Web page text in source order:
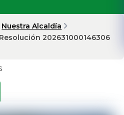
Nuestra Alcaldía
202631000146306